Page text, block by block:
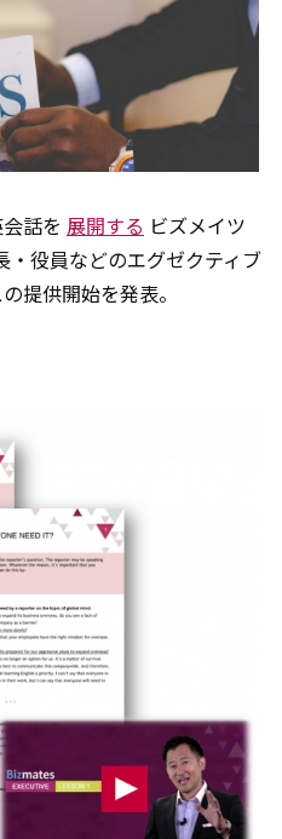
話を 展開する ビズメイツ
・役員などのエグゼクティブ
提供開始を発表。